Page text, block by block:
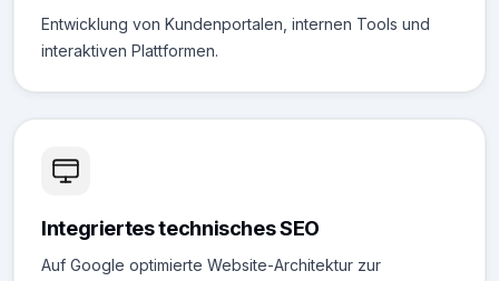
Entwicklung von Kundenportalen, internen Tools und
interaktiven Plattformen.
Integriertes technisches SEO
Auf Google optimierte Website-Architektur zur